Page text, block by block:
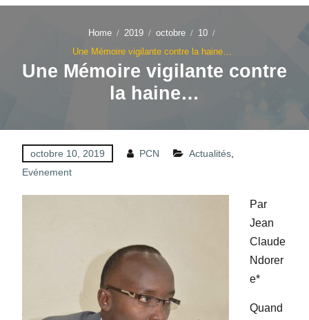
Home 2019 octobre
10
Une Mémoire vigilante contre la haine…
Une Mémoire vigilante contre
la haine…
octobre 10, 2019 PCN Actualités,
Evénement
Par
Jean
Claude
Ndorer
e*
Quand